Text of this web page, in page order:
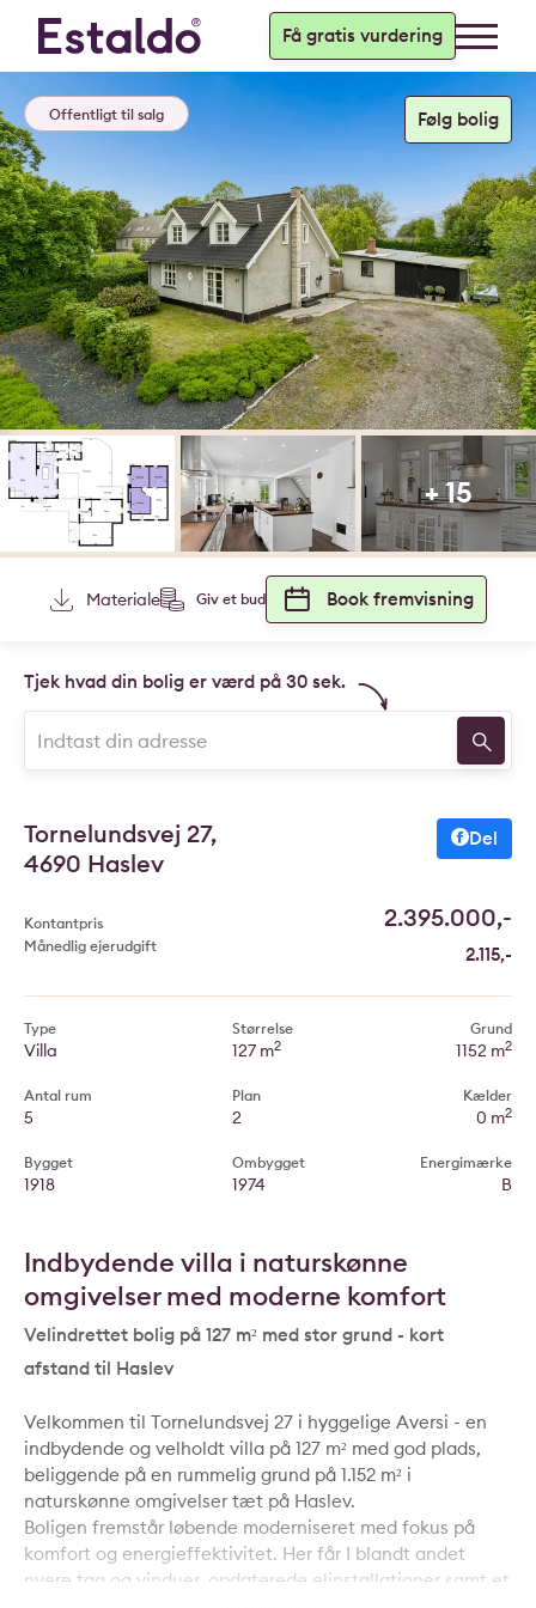
Få gratis vurdering
Offentligt til salg
+ 15
Materiale Giv et bud Book fremvisning
Tjek hvad din bolig er værd på 30 sek.
Tornelundsvej 27,
4690 Haslev
Del
Kontantpris 2.395.000,-
Månedlig ejerudgift 2.115,-
Type
Villa
Antal rum
5
Bygget
1918
Størrelse
127 m2
Plan
2
Ombygget
1974
Grund
1152 m2
Kælder
0 m2
Energimærke
B
Indbydende villa i naturskønne
omgivelser med moderne komfort
Velindrettet bolig på 127 m² med stor grund - kort
afstand til Haslev
Velkommen til Tornelundsvej 27 i hyggelige Aversi - en
indbydende og velholdt villa på 127 m² med god plads,
beliggende på en rummelig grund på 1.152 m² i
naturskønne omgivelser tæt på Haslev.
Boligen fremstår løbende moderniseret med fokus på
komfort og energieffektivitet. Her får I blandt andet
nyere tag og vinduer, opdaterede elinstallationer samt et